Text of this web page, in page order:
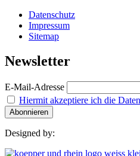
Datenschutz
Impressum
Sitemap
Newsletter
E-Mail-Adresse
Hiermit akzeptiere ich die
Designed by: